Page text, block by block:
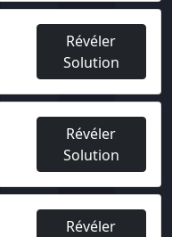
Révéler
Solution
Révéler
Solution
Révéler